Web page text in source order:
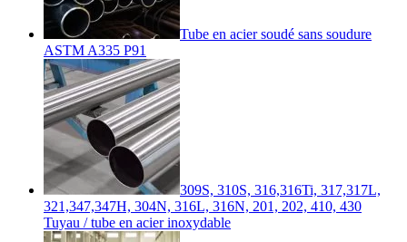
Tube en acier soudé sans soudure
ASTM A335 P91
309S, 310S, 316,316Ti, 317,317L,
321,347,347H, 304N, 316L, 316N, 201, 202, 410, 430
Tuyau / tube en acier inoxydable